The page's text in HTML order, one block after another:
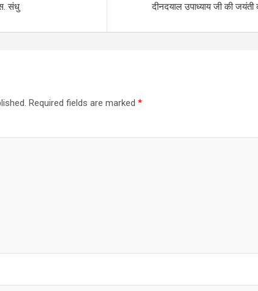
संधु
दीनदयाल उपाध्याय जी की
Required fields are marked*